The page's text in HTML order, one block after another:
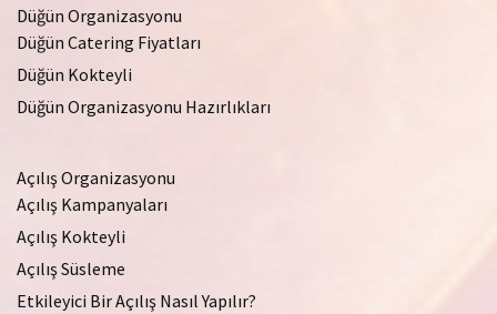
Düğün Organizasyonu
Düğün Catering Fiyatları
Düğün Kokteyli
Düğün Organizasyonu Hazırlıkları
Açılış Organizasyonu
Açılış Kampanyaları
Açılış Kokteyli
Açılış Süsleme
Etkileyici Bir Açılış Nasıl Yapılır?